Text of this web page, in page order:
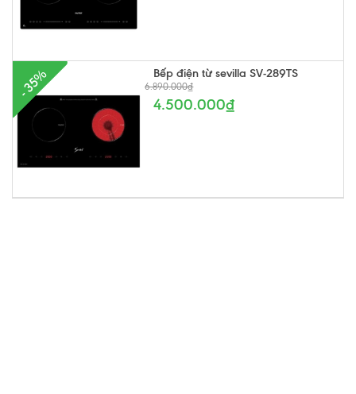
- 35% Bếp điện từ sevilla SV-289TS
6.890.000₫
4.500.000₫